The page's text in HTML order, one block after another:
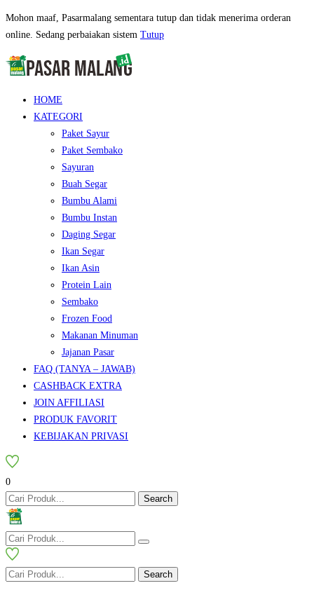
Mohon maaf, Pasarmalang sementara tutup dan tidak menerima orderan
online. Sedang perbaiakan sistem Tutup
HOME
KATEGORI
Paket Sayur
Paket Sembako
Sayuran
Buah Segar
Bumbu Alami
Bumbu Instan
Daging Segar
Ikan Segar
Ikan Asin
Protein Lain
Sembako
Frozen Food
Makanan Minuman
Jajanan Pasar
FAQ (TANYA – JAWAB)
CASHBACK EXTRA
JOIN AFFILIASI
PRODUK FAVORIT
KEBIJAKAN PRIVASI
0
Search
Search